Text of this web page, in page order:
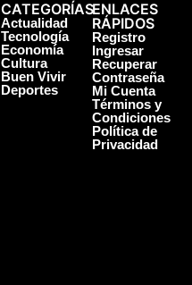
CATEGORÍAS
Actualidad
Tecnología
Economía
Cultura
Buen Vivir
Deportes
ENLACES
RÁPIDOS
Registro
Ingresar
Recuperar
Contraseña
Mi Cuenta
Términos y
Condiciones
Política de
Privacidad